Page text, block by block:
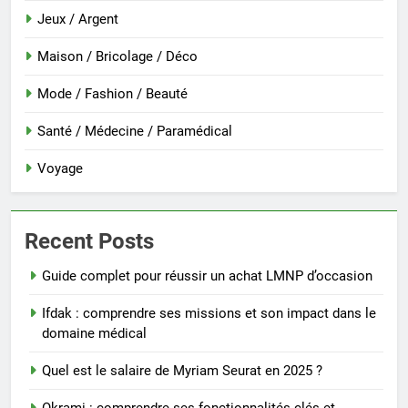
Jeux / Argent
Maison / Bricolage / Déco
Mode / Fashion / Beauté
Santé / Médecine / Paramédical
Voyage
Recent Posts
Guide complet pour réussir un achat LMNP d’occasion
Ifdak : comprendre ses missions et son impact dans le
domaine médical
Quel est le salaire de Myriam Seurat en 2025 ?